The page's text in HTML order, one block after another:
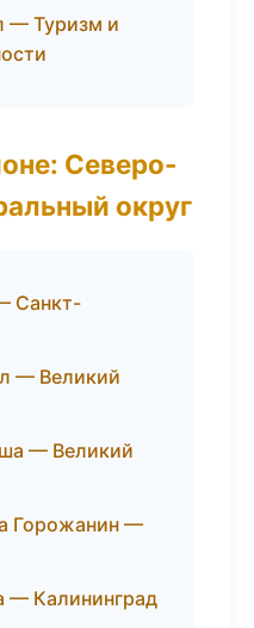
— Туризм и
Северо-
округ
Санкт-
— Великий
— Великий
Горожанин —
— Калининград